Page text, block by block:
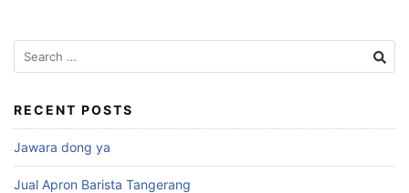
RECENT POSTS
Jawara dong ya
Jual Apron Barista Tangerang